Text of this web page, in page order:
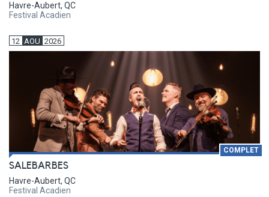
Havre-Aubert, QC
Festival Acadien
12 AOU 2026
COMPLET
SALEBARBES
Havre-Aubert, QC
Festival Acadien